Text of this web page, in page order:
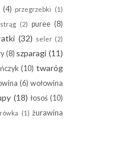
(4) przegrzebki
(1)
(2) puree (8)
(32) seler (2)
(8) szparagi (11)
(10) twaróg
(6) wołowina
(18) łosoś (10)
(1) żurawina